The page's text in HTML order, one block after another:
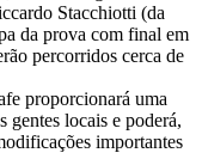
Stacchiotti (da
da prova com final em
percorridos cerca de
proporcionará uma
gentes locais e poderá,
importantes